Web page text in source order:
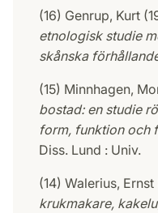
(16) Genrup, Kurt
etnologisk studie
skånska
(15) Minnhagen,
bostad: en studie
form, funktion och
Diss. Lund : Univ.
(14) Walerius, Ernst
krukmakare,